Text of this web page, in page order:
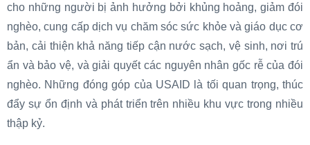
cho những người bị ảnh hưởng bởi khủng hoảng, giảm đói
nghèo, cung cấp dịch vụ chăm sóc sức khỏe và giáo dục cơ
bản, cải thiện khả năng tiếp cận nước sạch, vệ sinh, nơi trú
ẩn và bảo vệ, và giải quyết các nguyên nhân gốc rễ của đói
nghèo. Những đóng góp của USAID là tối quan trọng, thúc
đẩy sự ổn định và phát triển trên nhiều khu vực trong nhiều
thập kỷ.